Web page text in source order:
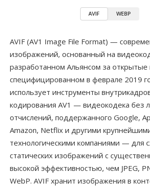
AVIF WEBP
AVIF (AV1 Image File Format) —
изображений, основанный на
разработанном Альянсом за
специфицированном в феврале 2019
использует инструменты
кодирования AV1 — видеокодека без
отчислений, поддержанного Google,
Amazon, Netflix и другими
технологическими компаниями — для
статических изображений с
высокой эффективностью, чем JPEG,
WebP. AVIF хранит изображения в